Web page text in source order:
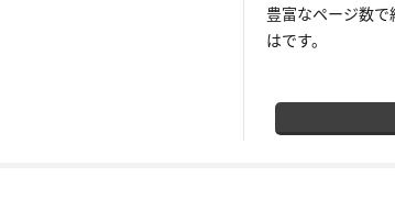
豊富なページ数
はです。